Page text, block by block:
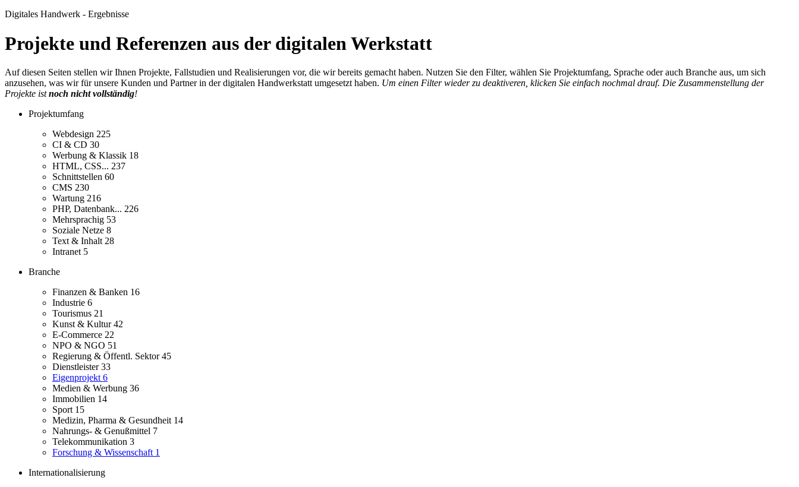
Digitales Handwerk - Ergebnisse
Projekte und Referenzen aus der digitalen Werkstatt
Auf diesen Seiten stellen wir Ihnen Projekte, Fallstudien und Realisierungen vor, die wir bereits gemacht haben. Nutzen Sie den Filter, wählen Sie Projektumfang, Sprache oder auch Branche aus, um sich
anzusehen, was wir für unsere Kunden und Partner in der digitalen Handwerkstatt umgesetzt haben. Um einen Filter wieder zu deaktiveren, klicken Sie einfach nochmal drauf. Die Zusammenstellung der
Projekte istnoch nicht vollständig!
Projektumfang
Webdesign 225
CI & CD 30
Werbung & Klassik 18
HTML, CSS... 237
Schnittstellen 60
CMS 230
Wartung 216
PHP, Datenbank... 226
Mehrsprachig 53
Soziale Netze 8
Text & Inhalt 28
Intranet 5
Branche
Finanzen & Banken 16
Industrie 6
Tourismus 21
Kunst & Kultur42
E-Commerce 22
NPO & NGO 51
Regierung & Öffentl. Sektor45
Dienstleister33
Eigenprojekt 6
Medien & Werbung 36
Immobilien 14
Sport 15
Medizin, Pharma & Gesundheit 14
Nahrungs- & Genußmittel 7
Telekommunikation 3
Forschung & Wissenschaft 1
Internationalisierung